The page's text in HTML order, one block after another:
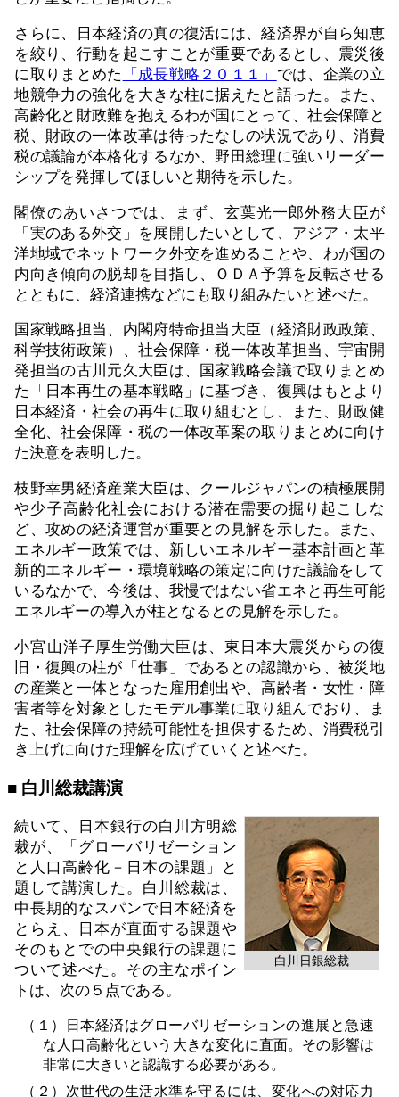
さらに、日本経済の真の復活には、経済界が自ら知恵
を絞り、行動を起こすことが重要であるとし、震災後
に取りまとめた
「成長戦略２０１１」 では、企業の立
地競争力の強化を大きな柱に据えたと語った。また、
高齢化と財政難を抱えるわが国にとって、社会保障と
税、財政の一体改革は待ったなしの状況であり、消費
税の議論が本格化するなか、野田総理に強いリーダー
シップを発揮してほしいと期待を示した。
閣僚のあいさつでは、まず、玄葉光一郎外務大臣が
「実のある外交」を展開したいとして、アジア・太平
洋地域でネットワーク外交を進めることや、わが国の
内向き傾向の脱却を目指し、ＯＤＡ予算を反転させる
とともに、経済連携などにも取り組みたいと述べた。
国家戦略担当、内閣府特命担当大臣（経済財政政策、
科学技術政策）、社会保障・税一体改革担当、宇宙開
発担当の古川元久大臣は、国家戦略会議で取りまとめ
た「日本再生の基本戦略」に基づき、復興はもとより
日本経済・社会の再生に取り組むとし、また、財政健
全化、社会保障・税の一体改革案の取りまとめに向け
た決意を表明した。
枝野幸男経済産業大臣は、クールジャパンの積極展開
や少子高齢化社会における潜在需要の掘り起こしな
ど、攻めの経済運営が重要との見解を示した。また、
エネルギー政策では、新しいエネルギー基本計画と革
新的エネルギー・環境戦略の策定に向けた議論をして
いるなかで、今後は、我慢ではない省エネと再生可能
エネルギーの導入が柱となるとの見解を示した。
小宮山洋子厚生労働大臣は、東日本大震災からの復
旧・復興の柱が「仕事」であるとの認識から、被災地
の産業と一体となった雇用創出や、高齢者・女性・障
害者等を対象としたモデル事業に取り組んでおり、ま
た、社会保障の持続可能性を担保するため、消費税引
き上げに向けた理解を広げていくと述べた。
■ 白川総裁講演
白川日銀総裁
続いて、日本銀行の白川方明総
裁が、「グローバリゼーション
と人口高齢化－日本の課題」と
題して講演した。白川総裁は、
中長期的なスパンで日本経済を
とらえ、日本が直面する課題や
そのもとでの中央銀行の課題に
ついて述べた。その主なポイン
トは、次の５点である。
（１）日本経済はグローバリゼーションの進展と急速
な人口高齢化という大きな変化に直面。その影響は
非常に大きいと認識する必要がある。
（２）次世代の生活水準を守るには、変化への対応力